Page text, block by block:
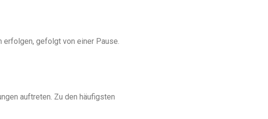
erfolgen, gefolgt von einer Pause.
auftreten. Zu den häufigsten